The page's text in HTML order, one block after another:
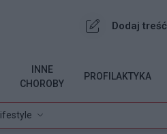
Dodaj treść
Lifestyle
INNE
CHOROBY
PROFILAKTYKA